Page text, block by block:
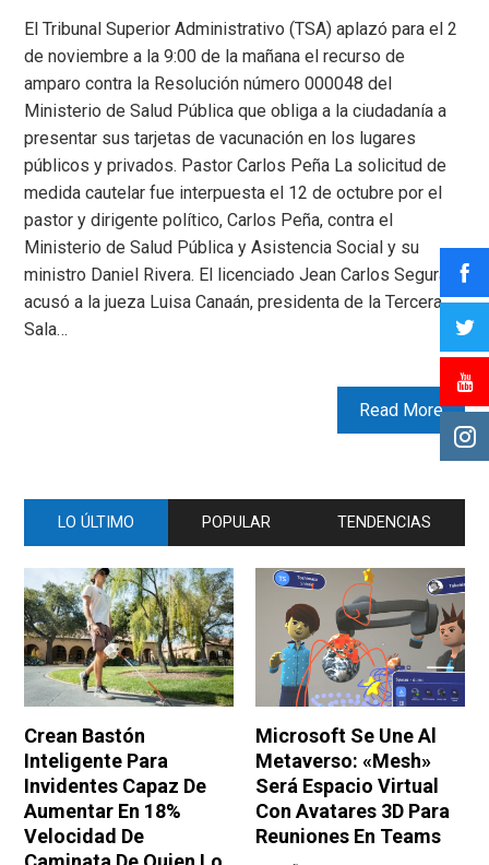
El Tribunal Superior Administrativo (TSA) aplazó para el 2
de noviembre a la 9:00 de la mañana el recurso de
amparo contra la Resolución número 000048 del
Ministerio de Salud Pública que obliga a la ciudadanía a
presentar sus tarjetas de vacunación en los lugares
públicos y privados. Pastor Carlos Peña La solicitud de
medida cautelar fue interpuesta el 12 de octubre por el
pastor y dirigente político, Carlos Peña, contra el
Ministerio de Salud Pública y Asistencia Social y su
ministro Daniel Rivera. El licenciado Jean Carlos Segura
acusó a la jueza Luisa Canaán, presidenta de la Tercera
Sala…
Read More
LO ÚLTIMO POPULAR TENDENCIAS
Crean Bastón
Inteligente Para
Invidentes Capaz De
Aumentar En 18%
Velocidad De
Microsoft Se Une Al
Metaverso: «Mesh»
Será Espacio Virtual
Con Avatares 3D Para
Reuniones En Teams